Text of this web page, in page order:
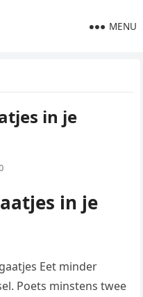
MENU
in je
in je
Eet minder
Poets minstens twee